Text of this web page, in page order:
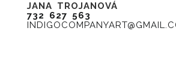
JANA TROJANOVÁ
732 627 563